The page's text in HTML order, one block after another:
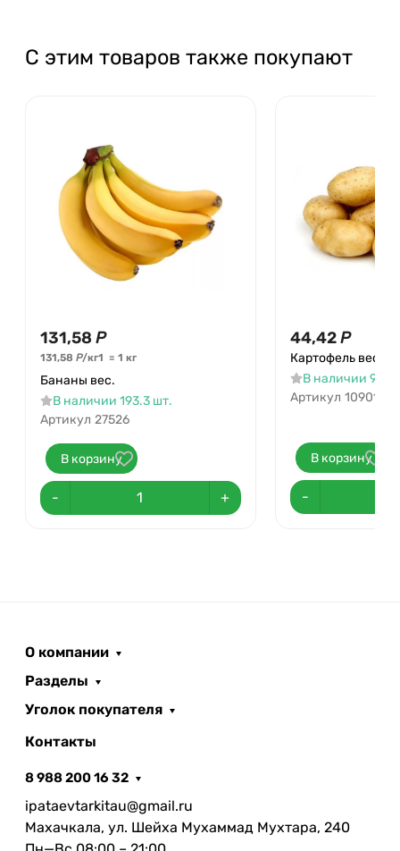
С этим товаров также покупают
131,58 Р
131,58 Р/кг1 = 1 кг
Бананы вес.
В наличии 193.3 шт.
Артикул 27526
В корзину
- +
44,42Р
Картофель вес
В наличии
Артикул 10901
В корзину
-
О компании
Разделы
Уголок покупателя
Контакты
8 988 200 16 32
ipataevtarkitau@gmail.ru
Махачкала, ул. Шейха Мухаммад Мухтара, 240